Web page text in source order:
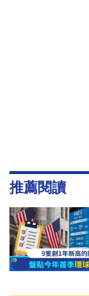
推薦閱讀